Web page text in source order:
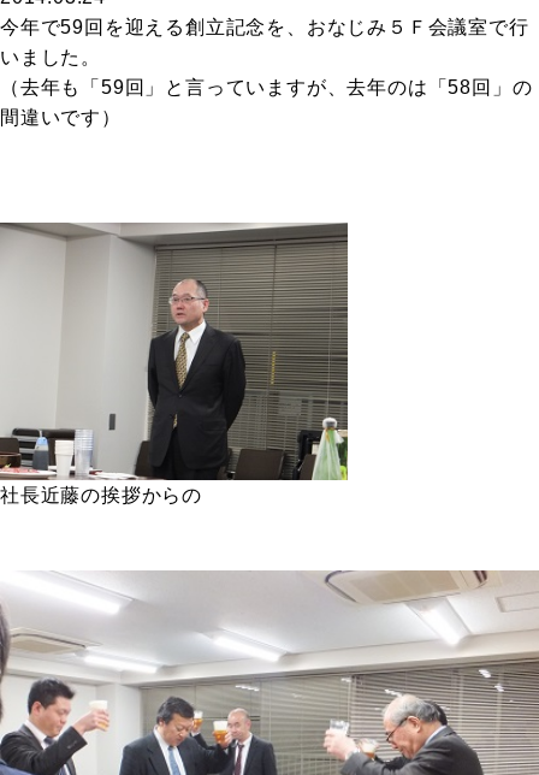
今年で59回を迎える創立記念を、おなじみ５Ｆ会議室で行
いました。
（去年も「59回」と言っていますが、去年のは「58回」の
間違いです）
社長近藤の挨拶からの